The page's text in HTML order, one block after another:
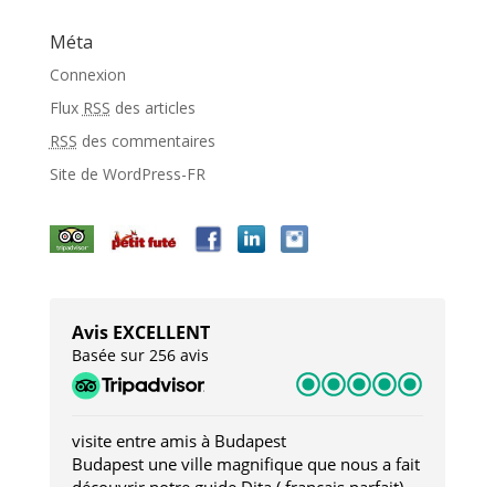
Méta
Connexion
Flux RSS des articles
RSS des commentaires
Site de WordPress-FR
Avis EXCELLENT
Basée sur 256 avis
visite entre amis à Budapest
Budapest une ville magnifique que nous a fait